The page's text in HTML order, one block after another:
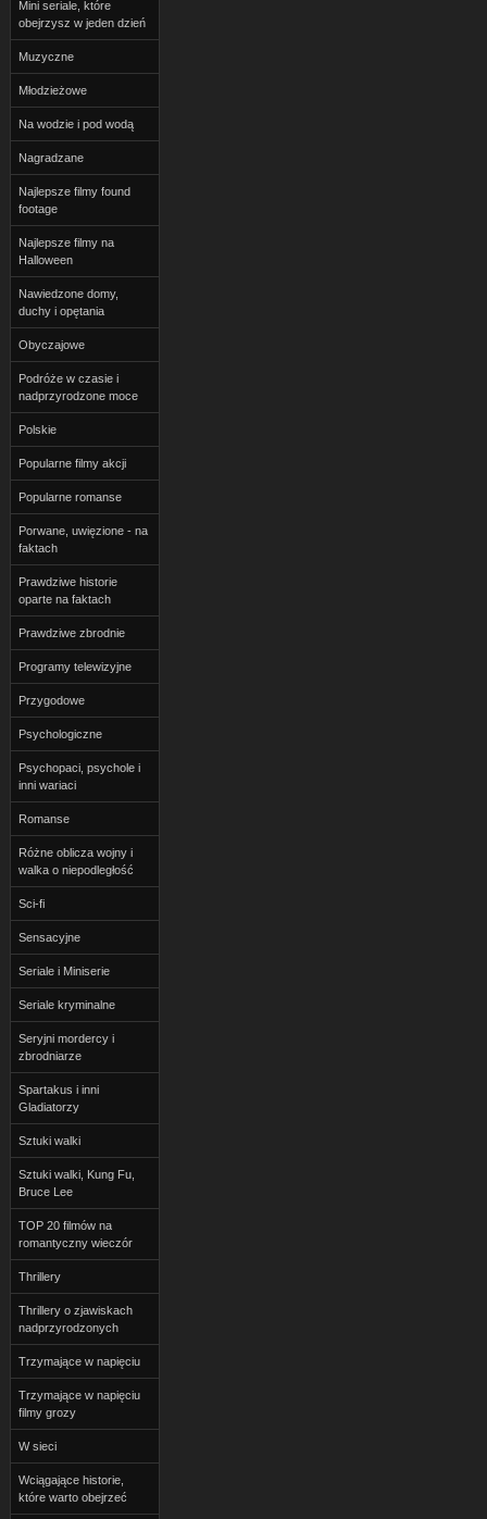
Mini seriale, które
obejrzysz w jeden dzień
Muzyczne
Młodzieżowe
Na wodzie i pod wodą
Nagradzane
Najlepsze filmy found
footage
Najlepsze filmy na
Halloween
Nawiedzone domy,
duchy i opętania
Obyczajowe
Podróże w czasie i
nadprzyrodzone moce
Polskie
Popularne filmy akcji
Popularne romanse
Porwane, uwięzione - na
faktach
Prawdziwe historie
oparte na faktach
Prawdziwe zbrodnie
Programy telewizyjne
Przygodowe
Psychologiczne
Psychopaci, psychole i
inni wariaci
Romanse
Różne oblicza wojny i
walka o niepodległość
Sci-fi
Sensacyjne
Seriale i Miniserie
Seriale kryminalne
Seryjni mordercy i
zbrodniarze
Spartakus i inni
Gladiatorzy
Sztuki walki
Sztuki walki, Kung Fu,
Bruce Lee
TOP 20 filmów na
romantyczny wieczór
Thrillery
Thrillery o zjawiskach
nadprzyrodzonych
Trzymające w napięciu
Trzymające w napięciu
filmy grozy
W sieci
Wciągające historie,
które warto obejrzeć